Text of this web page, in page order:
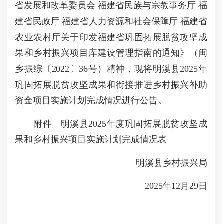
省发展和改革委员会 福建省民族与宗教事务厅 福
建省民政厅 福建省人力资源和社会保障厅 福建省
农业农村厅关于印发福建省巩固拓展脱贫攻坚成
果和乡村振兴项目库建设管理指南的通知》（闽
乡振综〔2022〕36号）精神，现将明溪县2025年
巩固拓展脱贫攻坚成果和衔接推进乡村振兴补助
资金项目实施计划完成情况进行公告。
附件：明溪县2025年度巩固拓展脱贫攻坚成
果和乡村振兴项目实施计划完成情况表
明溪县乡村振兴局
2025年12月29日